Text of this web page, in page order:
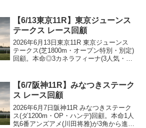
【6/13東京11R】東京ジューンス
テークス レース回顧
2026年6月13日東京11R 東京ジューンス
テークス(芝1800m・オープン特別・別定)
回顧。本命◎3カネラフィーナ(3人気・
列・上がり3Fの両面で完全に裏付けられ
た一戦。前で立ち回った1〜3着の決着
と、機械上位の差し勢が届かなかった内
容を脚質・展開の言葉で振り返る。
【6/7阪神11R】みなつきステーク
ス レース回顧
2026年6月7日阪神11R みなつきステーク
ス(ダ1200m・OP・ハンデ)回顧。本命1人
気6番アンズアメ(川田将雅)が3角から進出